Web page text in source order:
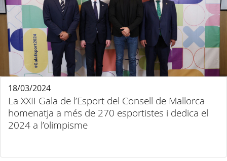
La XXII Gala de l’Esport del Consell de Mallorca
homenatja a més de 270 esportistes i dedica el
2024 a l’olimpisme
18/03/2024